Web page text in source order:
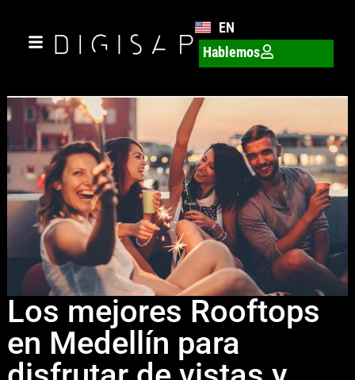
EN
Hablemos
Los mejores Rooftops
en Medellín para